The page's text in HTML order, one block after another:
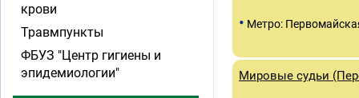
• Метро:
Мировые судьи
крови
Травмпункты
ФБУЗ "Центр гигиены и
эпидемиологии"